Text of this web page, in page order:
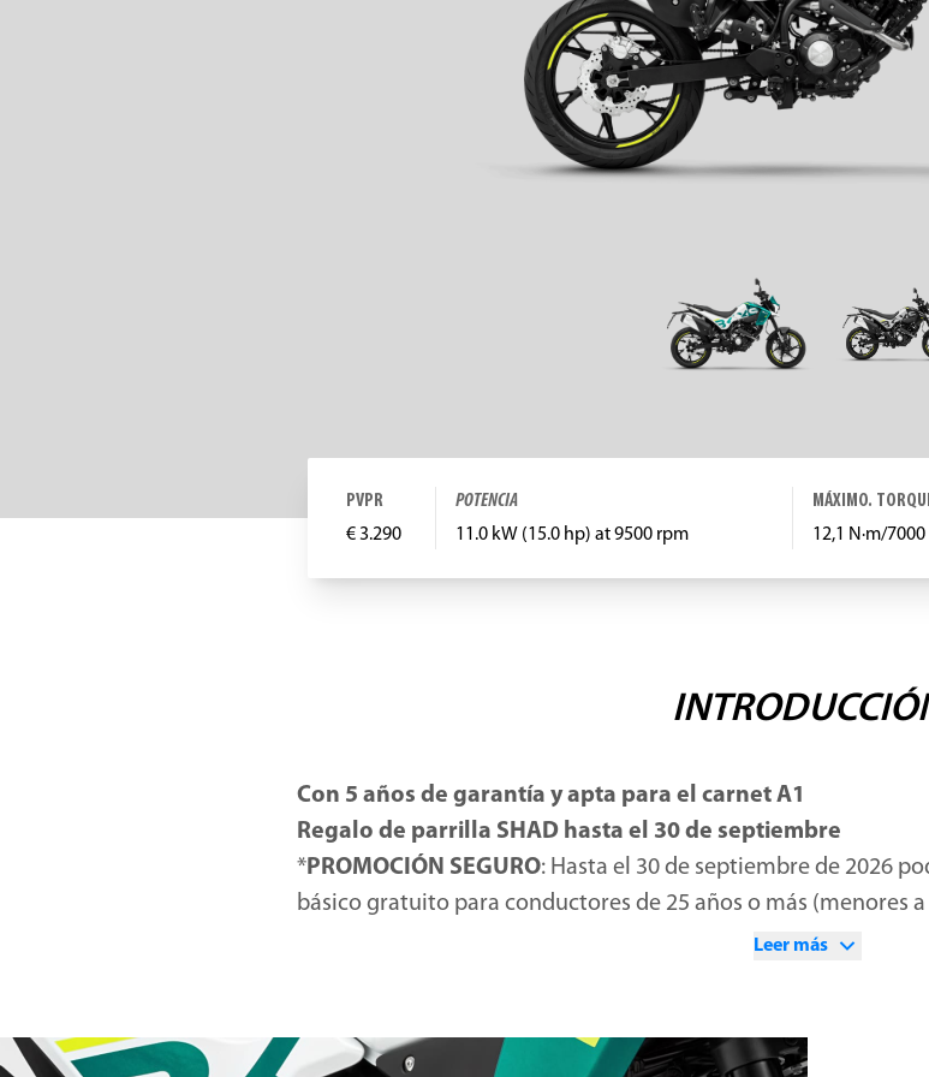
PVPR
€ 3.290
POTENCIA
11.0 kW (15.0 hp) at 9500 rpm
MÁXIMO.
12,1 N·m/
Con 5 años de garantía y apta para el carnet A1
Regalo de parrilla SHAD hasta el 30 de septiembre
*PROMOCIÓN SEGURO: Hasta el 30 de septiembre de 2026
básico gratuito para conductores de 25 años o más (menores
Mapfre, compañía aseguradora. Esta promoción se realiza de
Precio para Península y Baleares (Canarias, Ceuta y Melilla,
Leer más